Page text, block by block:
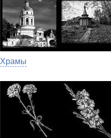
Храмы